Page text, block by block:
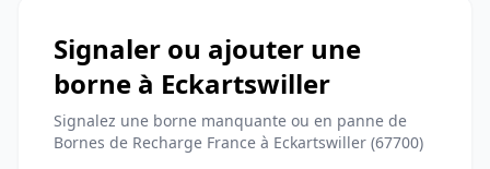
Signaler ou ajouter une
borne à Eckartswiller
Signalez une borne manquante ou en panne de
Bornes de Recharge France à Eckartswiller (67700)